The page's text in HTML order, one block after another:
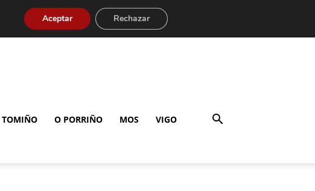
TOMIÑO O PORRIÑO MOS VIGO
Aceptar Rechazar